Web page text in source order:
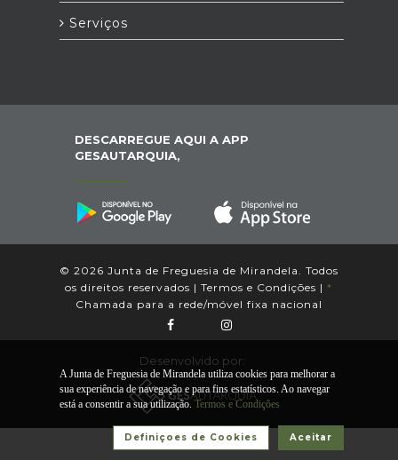
Serviços
DESCARREGUE AQUI A APP
GESAUTARQUIA,
© 2026 Junta de Freguesia de Mirandela. Todos
os direitos reservados | Termos e Condições | *
Chamada para a rede/móvel fixa nacional
Desenvolvido por:
A Junta de Freguesia de Mirandela utiliza cookies para melhorar a
sua experiência de navegação e para fins estatísticos. Ao navegar
está a consentir a sua utilização. Termos e Condições
Aceitar
Definiçoes de Cookies